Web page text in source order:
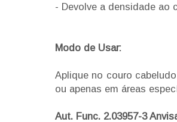
- Devolve a densidade ao
Modo de Usar:
Aplique no couro
ou apenas em áreas
Aut. Func. 2.03957-3